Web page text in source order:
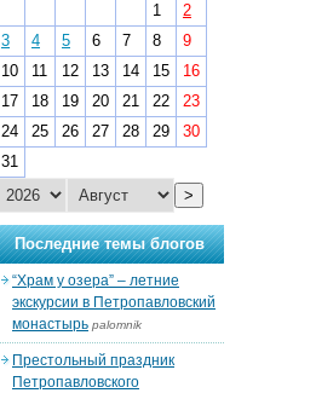
1
2
3
4 5 6 7 8
9
10
11 12 13 14 15
16
17
18 19 20 21 22
23
24
25 26 27 28 29
30
31
>
Последние темы блогов
“Храм у озера” – летние
экскурсии в Петропавловский
монастырь palomnik
Престольный праздник
Петропавловского